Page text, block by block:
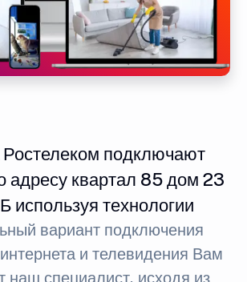
подключают
адресу квартал 85 дом 23
используя технологии
вариант подключения
и телевидения Вам
наш специалист, исходя из